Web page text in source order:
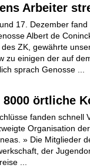
Arbeiter
17. Dezember
Albert de
des ZK, gewährte
zu einigen der auf
sprach Genosse ...
8000 örtliche
fanden schnell
Organisation
» Die Mitglieder
der
...